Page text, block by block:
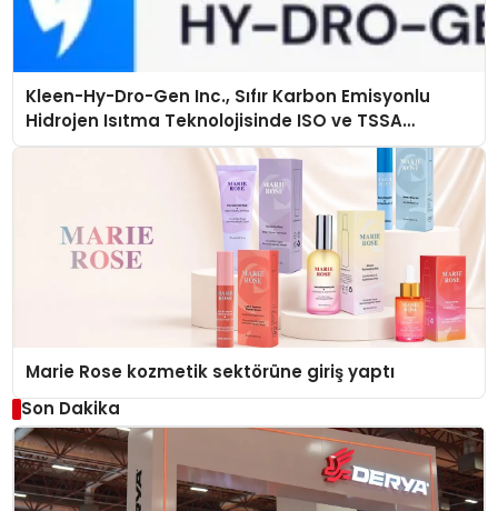
Kleen-Hy-Dro-Gen Inc., Sıfır Karbon Emisyonlu
Hidrojen Isıtma Teknolojisinde ISO ve TSSA
Düzenleyici Onaylarını Aldı
Marie Rose kozmetik sektörüne giriş yaptı
Son Dakika